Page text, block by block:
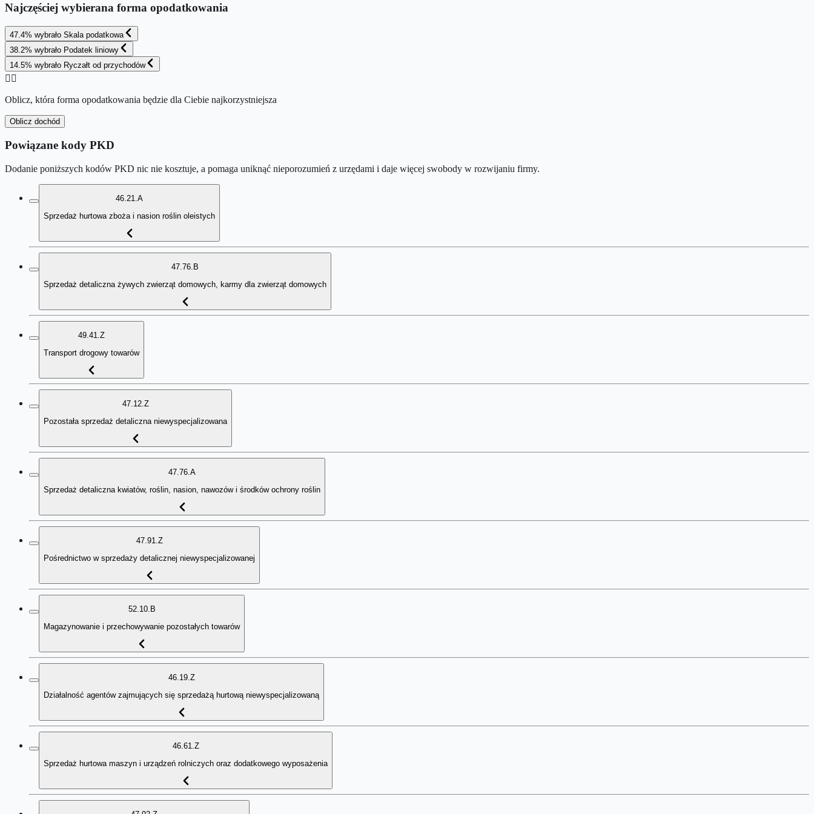
Najczęściej wybierana forma opodatkowania
47.4% wybrało Skala podatkowa
38.2% wybrało Podatek liniowy
14.5% wybrało Ryczałt od przychodów
👉🏻
Oblicz, która forma opodatkowania będzie dla Ciebie najkorzystniejsza
Oblicz dochód
Powiązane kody PKD
Dodanie poniższych kodów PKD nic nie kosztuje, a pomaga uniknąć nieporozumień z urzędami i daje więcej swobody w rozwijaniu firmy.
46.21.A
Sprzedaż hurtowa zboża i nasion roślin oleistych
47.76.B
Sprzedaż detaliczna żywych zwierząt domowych, karmy dla zwierząt domowych
49.41.Z
Transport drogowy towarów
47.12.Z
Pozostała sprzedaż detaliczna niewyspecjalizowana
47.76.A
Sprzedaż detaliczna kwiatów, roślin, nasion, nawozów i środków ochrony roślin
47.91.Z
Pośrednictwo w sprzedaży detalicznej niewyspecjalizowanej
52.10.B
Magazynowanie i przechowywanie pozostałych towarów
46.19.Z
Działalność agentów zajmujących się sprzedażą hurtową niewyspecjalizowaną
46.61.Z
Sprzedaż hurtowa maszyn i urządzeń rolniczych oraz dodatkowego wyposażenia